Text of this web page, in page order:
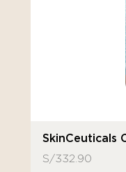
SkinCeuticals
S/332.90